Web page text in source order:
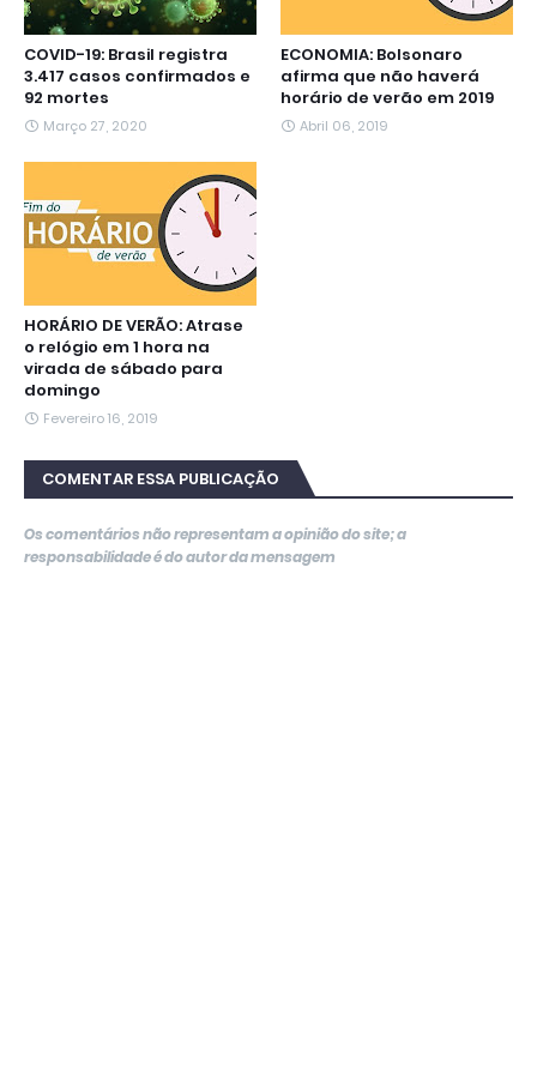
COVID-19: Brasil registra
3.417 casos confirmados e
92 mortes
Março 27, 2020
ECONOMIA: Bolsonaro
afirma que não haverá
horário de verão em 2019
Abril 06, 2019
HORÁRIO DE VERÃO: Atrase
o relógio em 1 hora na
virada de sábado para
domingo
Fevereiro 16, 2019
COMENTAR ESSA PUBLICAÇÃO
Os comentários não representam a opinião do site; a
responsabilidade é do autor da mensagem